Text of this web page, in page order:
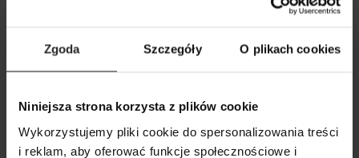
Zgoda Szczegóły O plikach cookies
Niniejsza strona korzysta z plików cookie
Wykorzystujemy pliki cookie do spersonalizowania treści
i reklam, aby oferować funkcje społecznościowe i
14 05 2026